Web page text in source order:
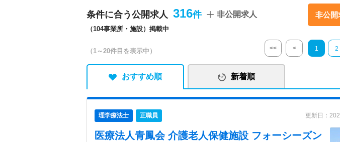
条件に合う公開求人 316
（104事業所・施設）掲載中
非公開求人 非公開
（1～20件目を表示中） << < 1 2
おすすめ順 新着順
理学療法士 正職員 更新日：
医療法人青鳳会 介護老人保健施設 フォーシーズン